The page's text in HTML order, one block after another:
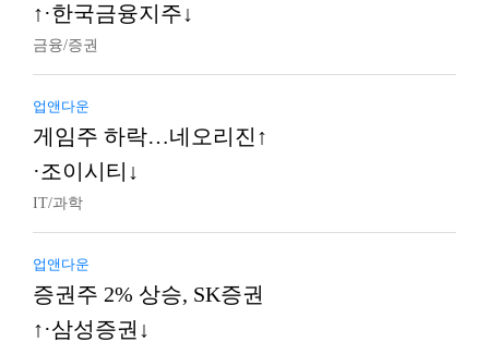
↑·한국금융지주↓
금융/증권
업앤다운
게임주 하락…네오리진↑
·조이시티↓
IT/과학
업앤다운
증권주 2% 상승, SK증권
↑·삼성증권↓